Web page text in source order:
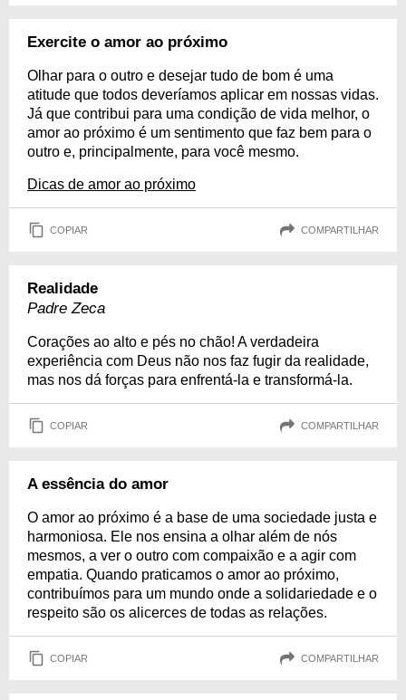
Exercite o amor ao próximo
Olhar para o outro e desejar tudo de bom é uma
atitude que todos deveríamos aplicar em nossas vidas.
Já que contribui para uma condição de vida melhor, o
amor ao próximo é um sentimento que faz bem para o
outro e, principalmente, para você mesmo.
Dicas de amor ao próximo
COPIAR COMPARTILHAR
Realidade
Padre Zeca
Corações ao alto e pés no chão! A verdadeira
experiência com Deus não nos faz fugir da realidade,
mas nos dá forças para enfrentá-la e transformá-la.
COPIAR COMPARTILHAR
A essência do amor
O amor ao próximo é a base de uma sociedade justa e
harmoniosa. Ele nos ensina a olhar além de nós
mesmos, a ver o outro com compaixão e a agir com
empatia. Quando praticamos o amor ao próximo,
contribuímos para um mundo onde a solidariedade e o
respeito são os alicerces de todas as relações.
COPIAR COMPARTILHAR